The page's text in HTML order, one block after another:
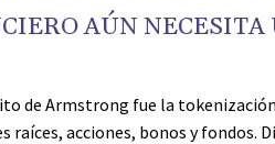
AÚN NECESITA
de Armstrong fue la
raíces, acciones, bonos y fondos.